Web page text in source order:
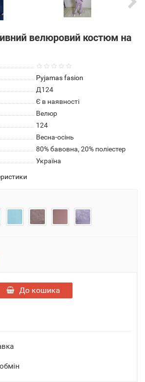
велюровий костюм на
Pyjamas fasion
Д124
Є в наявності
Велюр
124
Весна-осінь
80% бавовна, 20% поліестер
Україна
До кошика